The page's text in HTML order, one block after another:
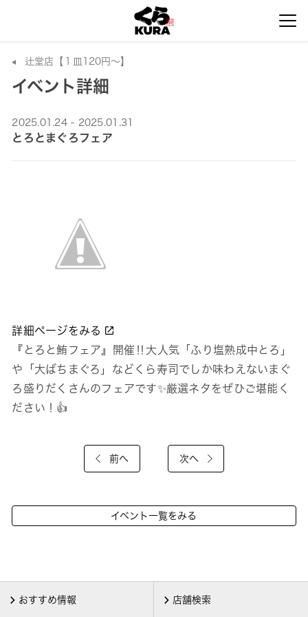
辻堂店【１皿120円～】
イベント詳細
2025.01.24 - 2025.01.31
とろとまぐろフェア
詳細ページをみる
『とろと鮪フェア』開催‼大人気「ふり塩熟成中とろ」
や「大ばちまぐろ」などくら寿司でしか味わえないまぐ
ろ盛りだくさんのフェアです✨️厳選ネタをぜひご堪能く
ださい！👍
前へ 次へ
イベント一覧をみる
おすすめ情報 店舗検索